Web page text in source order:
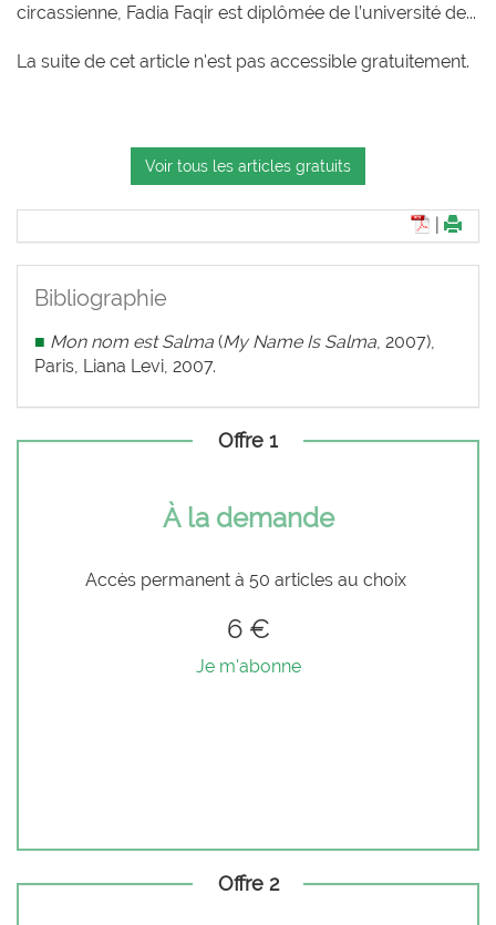
circassienne, Fadia Faqir est diplômée de l’université de...
La suite de cet article n'est pas accessible gratuitement.
Voir tous les articles gratuits
Bibliographie
■ Mon nom est Salma (My Name Is Salma, 2007),
Paris, Liana Levi, 2007.
Offre 1
À la demande
Accès permanent à 50 articles au choix
6 €
Je m'abonne
Offre 2